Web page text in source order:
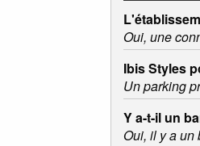
Oui, une
Ibis Styles
Un parking
Y a-t-il un
Oui, il y a un